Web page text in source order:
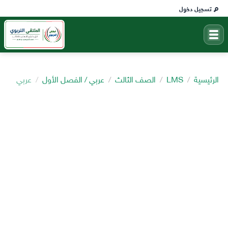
تسجيل دخول
الرئيسية LMS الصف الثالث عربي / الفصل الأول عربي